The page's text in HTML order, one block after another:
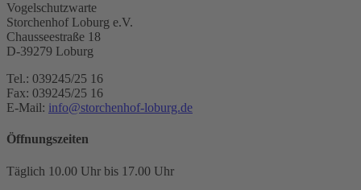
Vogelschutzwarte
Storchenhof Loburg e.V.
Chausseestraße 18
D-39279 Loburg
Tel.: 039245/25 16
Fax: 039245/25 16
E-Mail: info@storchenhof-loburg.de
Öffnungszeiten
Täglich 10.00 Uhr bis 17.00 Uhr